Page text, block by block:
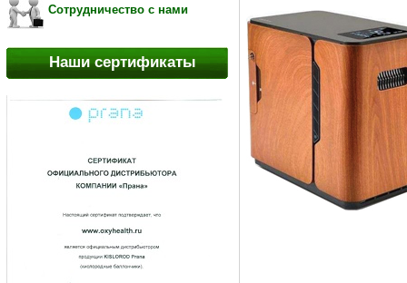
Сотрудничество с нами
Наши сертификаты